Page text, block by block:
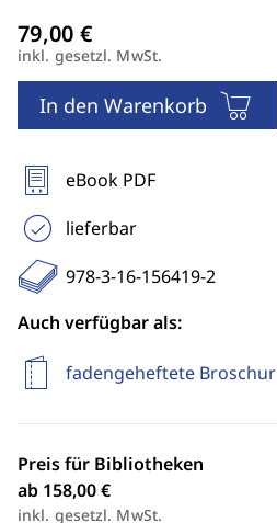
inkl. gesetzl. MwSt.
In den Warenkorb
eBook PDF
lieferbar
978-3-16-156419-2
Auch verfügbar als:
fadengeheftete Broschur
Preis für Bibliotheken
ab 158,00 €
inkl. gesetzl. MwSt.